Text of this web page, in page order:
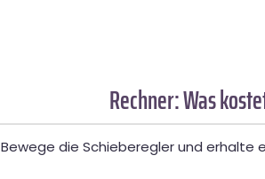
Rechner: Was
Bewege die Schieberegler und erhalte